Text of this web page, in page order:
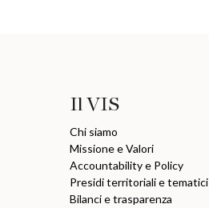
Il VIS
Chi siamo
Missione e Valori
Accountability e Policy
Presidi territoriali e tematici
Bilanci e trasparenza